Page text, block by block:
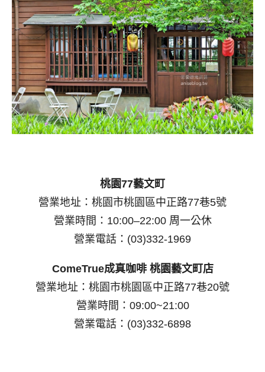
桃園77藝文町
營業地址：桃園市桃園區中正路77巷5號
營業時間：10:00–22:00 周一公休
營業電話：(03)332-1969
ComeTrue成真咖啡 桃園藝文町店
營業地址：桃園市桃園區中正路77巷20號
營業時間：09:00~21:00
營業電話：(03)332-6898